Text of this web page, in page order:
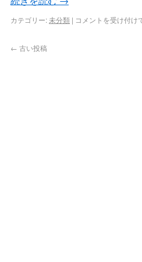
カテゴリー:未分類 | コメントを受け付け
← 古い投稿